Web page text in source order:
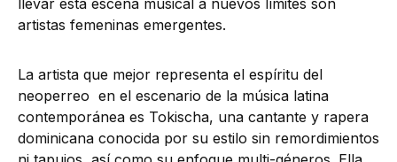
artistas femeninas emergentes.
La artista que mejor representa el espíritu del
neoperreo en el escenario de la música latina
contemporánea es Tokischa, una cantante y rapera
dominicana conocida por su estilo sin remordimientos